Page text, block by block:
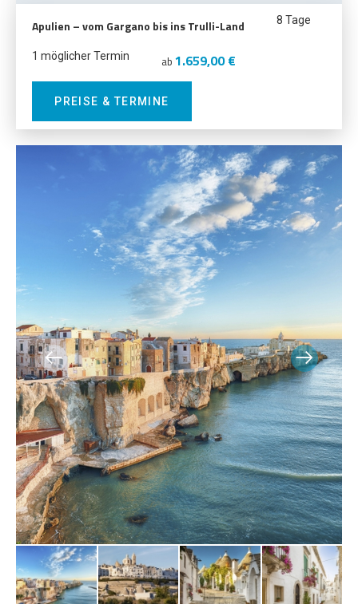
Apulien – vom Gargano bis ins Trulli-Land 8 Tage
1 möglicher Termin ab 1.659,00 €
PREISE & TERMINE